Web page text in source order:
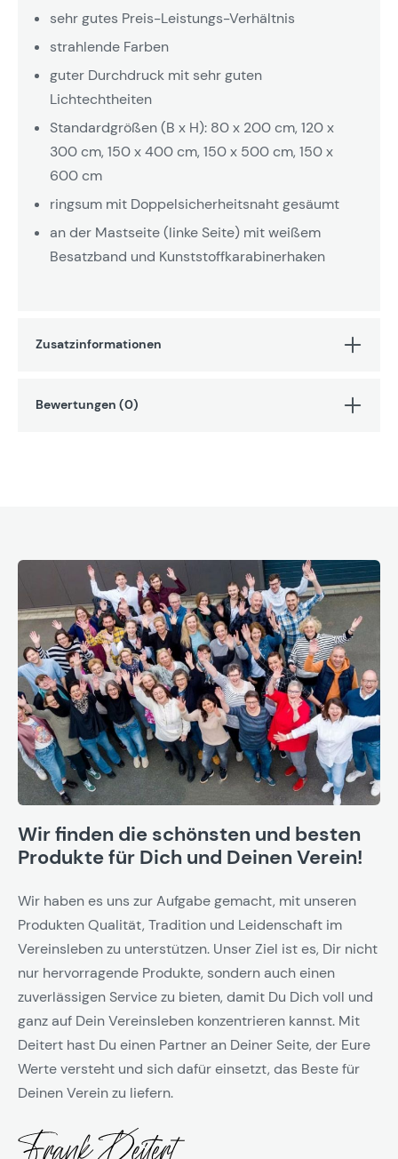
sehr gutes Preis-Leistungs-Verhältnis
strahlende Farben
guter Durchdruck mit sehr guten
Lichtechtheiten
Standardgrößen (B x H): 80 x 200 cm, 120 x
300 cm, 150 x 400 cm, 150 x 500 cm, 150 x
600 cm
ringsum mit Doppelsicherheitsnaht gesäumt
an der Mastseite (linke Seite) mit weißem
Besatzband und Kunststoffkarabinerhaken
Zusatzinformationen
Bewertungen (0)
Wir finden die schönsten und besten
Produkte für Dich und Deinen Verein!
Wir haben es uns zur Aufgabe gemacht, mit unseren
Produkten Qualität, Tradition und Leidenschaft im
Vereinsleben zu unterstützen. Unser Ziel ist es, Dir nicht
nur hervorragende Produkte, sondern auch einen
zuverlässigen Service zu bieten, damit Du Dich voll und
ganz auf Dein Vereinsleben konzentrieren kannst. Mit
Deitert hast Du einen Partner an Deiner Seite, der Eure
Werte versteht und sich dafür einsetzt, das Beste für
Deinen Verein zu liefern.